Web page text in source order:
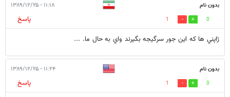
بدون نام ۱۱:۱۸ - ۱۳۸۹/۱۲/۲۵
0
1
پاسخ
ژاپني ها كه اين جور سرگيجه بگيرند واي به حال ما. ...
بدون نام ۱۱:۲۴ - ۱۳۸۹/۱۲/۲۵
0
1
پاسخ